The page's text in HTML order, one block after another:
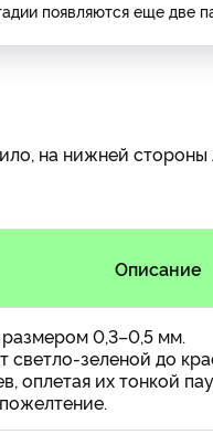
появляются еще две
на нижней
Описание
0,3–0,5 мм.
светло-зеленой до
оплетая их тонкой